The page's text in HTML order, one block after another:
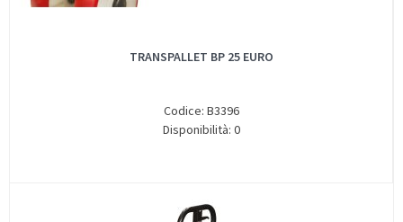
TRANSPALLET BP 25 EURO
Codice: B3396
Disponibilità: 0